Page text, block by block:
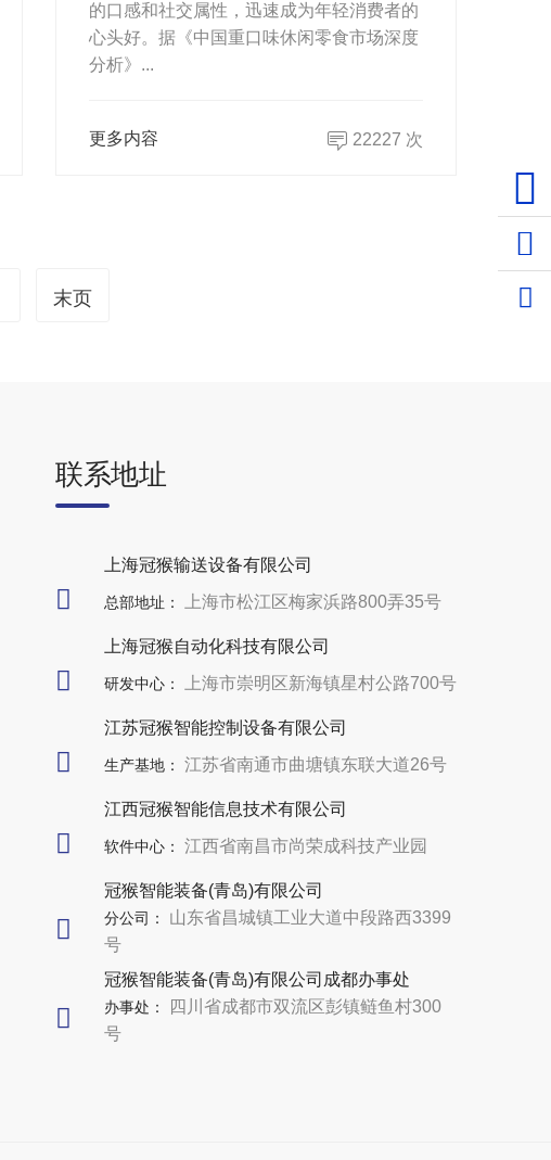
的口感和社交属性，迅速成为年轻消费者的
心头好。据《中国重口味休闲零食市场深度
分析》...
更多内容 22227 次
末页
联系地址
上海冠猴输送设备有限公司
总部地址： 上海市松江区梅家浜路800弄35号
上海冠猴自动化科技有限公司
研发中心： 上海市崇明区新海镇星村公路700号
江苏冠猴智能控制设备有限公司
生产基地： 江苏省南通市曲塘镇东联大道26号
江西冠猴智能信息技术有限公司
软件中心： 江西省南昌市尚荣成科技产业园
冠猴智能装备(青岛)有限公司
分公司：
山东省昌城镇工业大道中段路西3399
号
冠猴智能装备(青岛)有限公司成都办事处
办事处：
四川省成都市双流区彭镇鲢鱼村300
号